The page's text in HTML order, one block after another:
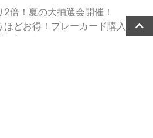
2倍！夏の大抽選会開催！
ほどお得！プレーカード購入で8
プレゼント！